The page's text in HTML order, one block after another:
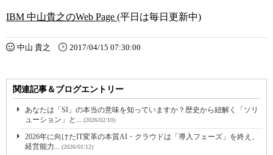
IBM 中山貴之のWeb Page (平日は毎日更新中)
中山 貴之 2017/04/15 07:30:00
関連記事＆ブログエントリー
あなたは「SI」の本当の意味を知っていますか？歴史から紐解く「ソリ
ューション」と... (2026/02/10)
2026年に向けたIT変革の本質AI・クラウドは「導入フェーズ」を終え、
経営能力... (2026/01/12)